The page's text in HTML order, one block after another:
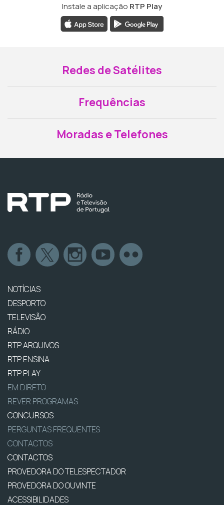
Instale a aplicação RTP Play
Redes de Satélites
Frequências
Moradas e Telefones
NOTÍCIAS
DESPORTO
TELEVISÃO
RÁDIO
RTP ARQUIVOS
RTP ENSINA
RTP PLAY
EM DIRETO
REVER PROGRAMAS
CONCURSOS
PERGUNTAS FREQUENTES
CONTACTOS
CONTACTOS
PROVEDORA DO TELESPECTADOR
PROVEDORA DO OUVINTE
ACESSIBILIDADES